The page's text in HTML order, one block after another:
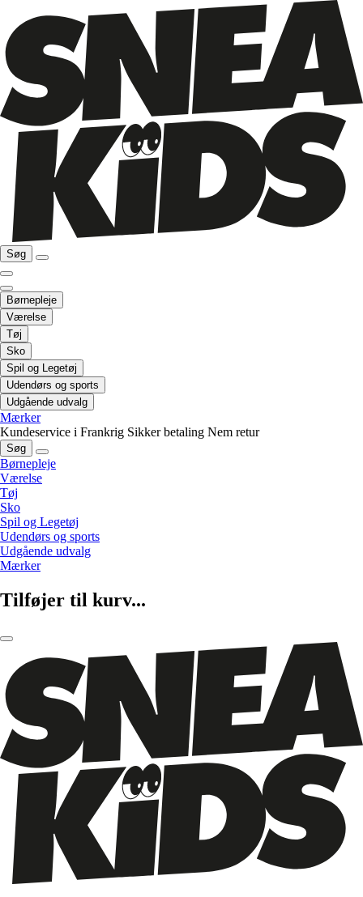
Søg
Børnepleje
Værelse
Tøj
Sko
Spil og Legetøj
Udendørs og sports
Udgående udvalg
Mærker
Kundeservice i Frankrig Sikker betaling Nem retur
Søg
Børnepleje
Værelse
Tøj
Sko
Spil og Legetøj
Udendørs og sports
Udgående udvalg
Mærker
Tilføjer til kurv...